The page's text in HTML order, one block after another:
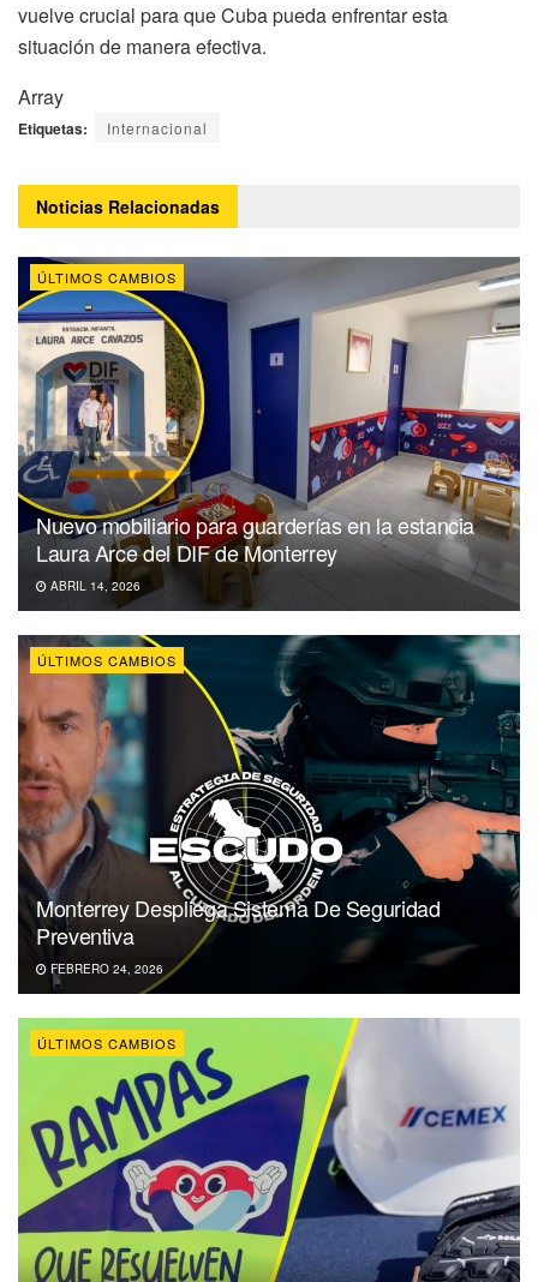
vuelve crucial para que Cuba pueda enfrentar esta
situación de manera efectiva.
Array
Etiquetas: Internacional
Noticias Relacionadas
ÚLTIMOS CAMBIOS
Nuevo mobiliario para guarderías en la estancia
Laura Arce del DIF de Monterrey
ABRIL 14, 2026
ÚLTIMOS CAMBIOS
Monterrey Despliega Sistema De Seguridad
Preventiva
FEBRERO 24, 2026
ÚLTIMOS CAMBIOS